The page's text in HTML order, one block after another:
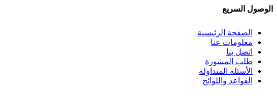
الوصول السريع
الصفحة الرئيسية
معلومات عنا
اتصل بنا
طلب المشورة
الأسئلة المتداولة
القواعد واللوائح